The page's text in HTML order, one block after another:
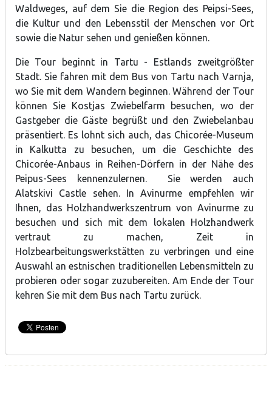
Waldweges, auf dem Sie die Region des Peipsi-Sees,
die Kultur und den Lebensstil der Menschen vor Ort
sowie die Natur sehen und genießen können.
Die Tour beginnt in Tartu - Estlands zweitgrößter
Stadt. Sie fahren mit dem Bus von Tartu nach Varnja,
wo Sie mit dem Wandern beginnen. Während der Tour
können Sie Kostjas Zwiebelfarm besuchen, wo der
Gastgeber die Gäste begrüßt und den Zwiebelanbau
präsentiert. Es lohnt sich auch, das Chicorée-Museum
in Kalkutta zu besuchen, um die Geschichte des
Chicorée-Anbaus in Reihen-Dörfern in der Nähe des
Peipus-Sees kennenzulernen. Sie werden auch
Alatskivi Castle sehen. In Avinurme empfehlen wir
Ihnen, das Holzhandwerkszentrum von Avinurme zu
besuchen und sich mit dem lokalen Holzhandwerk
vertraut zu machen, Zeit in
Holzbearbeitungswerkstätten zu verbringen und eine
Auswahl an estnischen traditionellen Lebensmitteln zu
probieren oder sogar zuzubereiten. Am Ende der Tour
kehren Sie mit dem Bus nach Tartu zurück.